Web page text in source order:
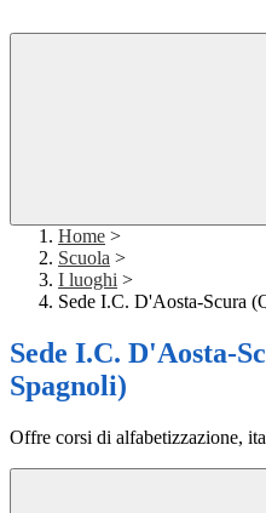
Home >
Scuola >
I luoghi >
Sede I.C. D'Aosta-Scura
Sede I.C. D'Aosta-
Spagnoli)
Offre corsi di alfabetizzazione,